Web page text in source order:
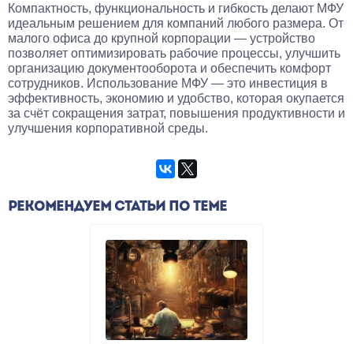
Компактность, функциональность и гибкость делают МФУ
идеальным решением для компаний любого размера. От
малого офиса до крупной корпорации — устройство
позволяет оптимизировать рабочие процессы, улучшить
организацию документооборота и обеспечить комфорт
сотрудников. Использование МФУ — это инвестиция в
эффективность, экономию и удобство, которая окупается
за счёт сокращения затрат, повышения продуктивности и
улучшения корпоративной среды.
РЕКОМЕНДУЕМ СТАТЬИ ПО ТЕМЕ